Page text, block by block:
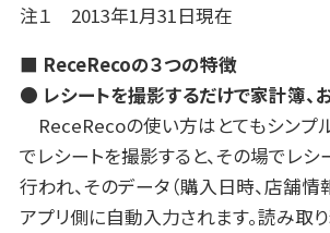
注１ 2013年1月31日現在
■ ReceRecoの３つの特徴
● レシートを撮影するだけで家計簿、
ReceRecoの使い方はとてもシンプル
でレシートを撮影すると、その場でレ
行われ、そのデータ（購入日時、店舗情
アプリ側に自動入力されます。読み取